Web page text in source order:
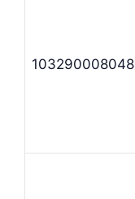
103290008048